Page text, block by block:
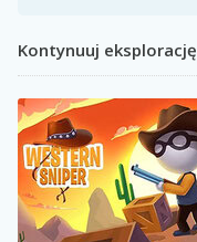
Kontynuuj eksplorację